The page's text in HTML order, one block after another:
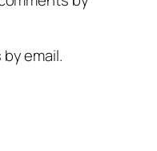
email.